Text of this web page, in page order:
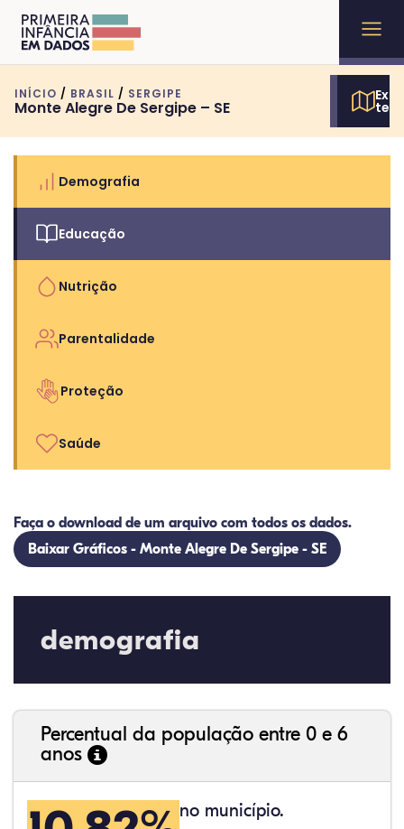
INÍCIO / BRASIL / SERGIPE
Monte Alegre De Sergipe – SE
Demografia
Educação
Nutrição
Parentalidade
Proteção
Saúde
Faça o download de um arquivo com todos os dados.
Baixar Gráficos - Monte Alegre De Sergipe - SE
demografia
Percentual da população entre 0 e 6
anos
no município.